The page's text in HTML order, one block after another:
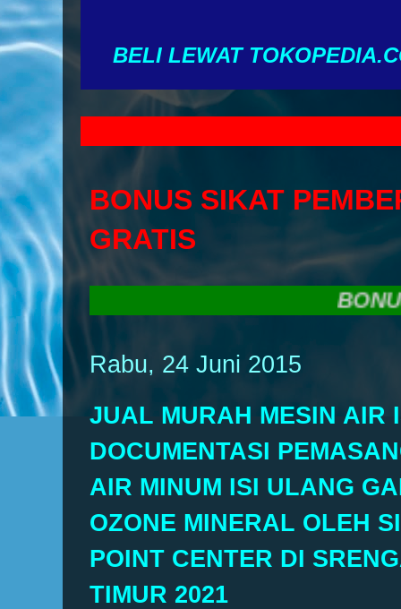
BELI LEWAT
BONUS SIKAT
GRATIS
BONUS
Rabu, 24 Juni 2015
JUAL MURAH MESIN AIR
DOCUMENTASI
AIR MINUM ISI ULANG
OZONE MINERAL OLEH
POINT CENTER DI
TIMUR 2021